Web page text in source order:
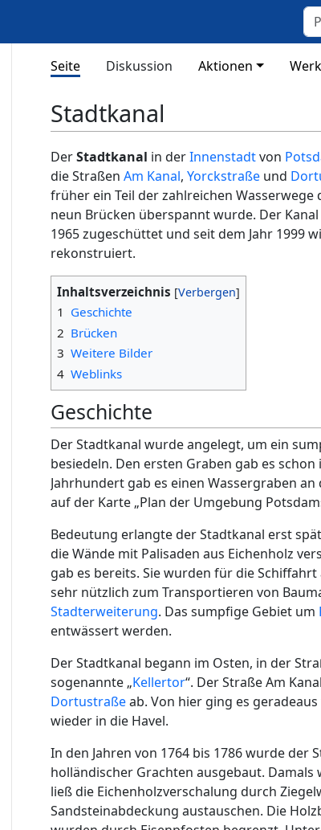
Seite Diskussion Aktionen
Stadtkanal
DerStadtkanal in derInnenstadtvon
die Straßen Am Kanal, Yorckstraße und
früher ein Teil der zahlreichen Wasserwege
neun Brücken überspannt wurde. Der
1965 zugeschüttet und seit dem Jahr 1999
rekonstruiert.
Inhaltsverzeichnis
1 Geschichte
2 Brücken
3 Weitere Bilder
4 Weblinks
Geschichte
Der Stadtkanal wurde angelegt, um ein
besiedeln. Den ersten Graben gab es
Jahrhundert gab es einen Wassergraben an
auf der Karte „Plan der Umgebung
Bedeutung erlangte der Stadtkanal erst
die Wände mit Palisaden aus Eichenholz
gab es bereits. Sie wurden für die
sehr nützlich zum Transportieren von
Stadterweiterung. Das sumpfige Gebiet um
entwässert werden.
Der Stadtkanal begann im Osten, in der
sogenannte „Kellertor“. Der Straße Am
Dortustraßeab. Von hier ging es
wieder in die Havel.
In den Jahren von 1764 bis 1786 wurde
holländischer Grachten ausgebaut.
ließ die Eichenholzverschalung durch
Sandsteinabdeckung austauschen. Die